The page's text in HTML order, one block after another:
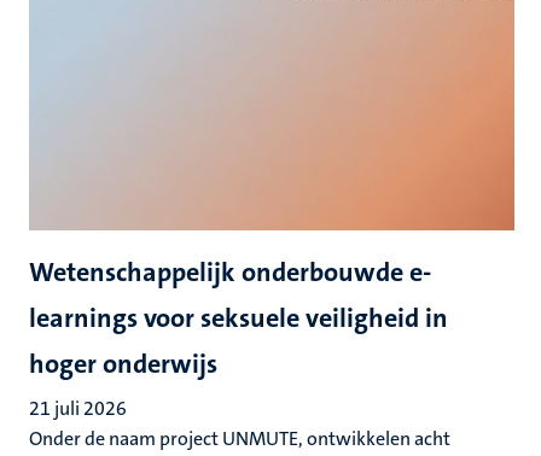
Wetenschappelijk onderbouwde e-
learnings voor seksuele veiligheid in
hoger onderwijs
21 juli 2026
Onder de naam project UNMUTE, ontwikkelen acht